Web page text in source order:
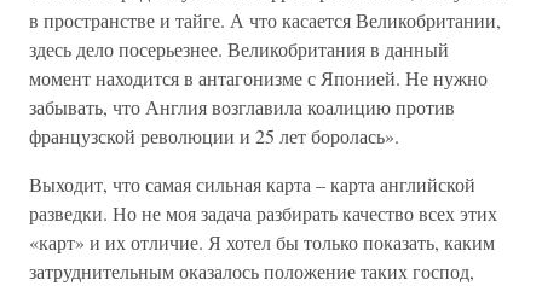
в пространстве и тайге. А что касается Великобритании,
здесь дело посерьезнее. Великобритания в данный
момент находится в антагонизме с Японией. Не нужно
забывать, что Англия возглавила коалицию против
французской революции и 25 лет боролась».
Выходит, что самая сильная карта – карта английской
разведки. Но не моя задача разбирать качество всех этих
«карт» и их отличие. Я хотел бы только показать, каким
затруднительным оказалось положение таких господ,